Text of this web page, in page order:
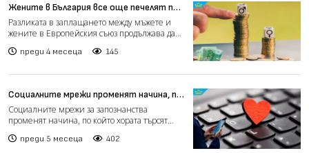
Жените в България все още печелят по-
малко от мъжете (видео)
Разликата в заплащането между мъжете и
жените в Европейския съюз продължава да
преди 4 месеца 145
Социалните мрежи променят начина, по
който си търсим партньори (видео)
Социалните мрежи за запознанства
променят начина, по който хората търсят
преди 5 месеца 402